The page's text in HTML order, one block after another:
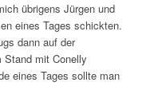
übrigens Jürgen und
eines Tages schickten.
dann auf der
Stand mit Conelly
eines Tages sollte man